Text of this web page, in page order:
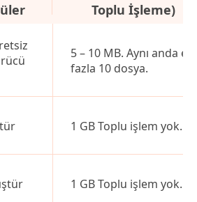
Toplu İşleme)
5 – 10 MB. Aynı anda en
fazla 10 dosya.
1 GB Toplu işlem yok.
1 GB Toplu işlem yok.